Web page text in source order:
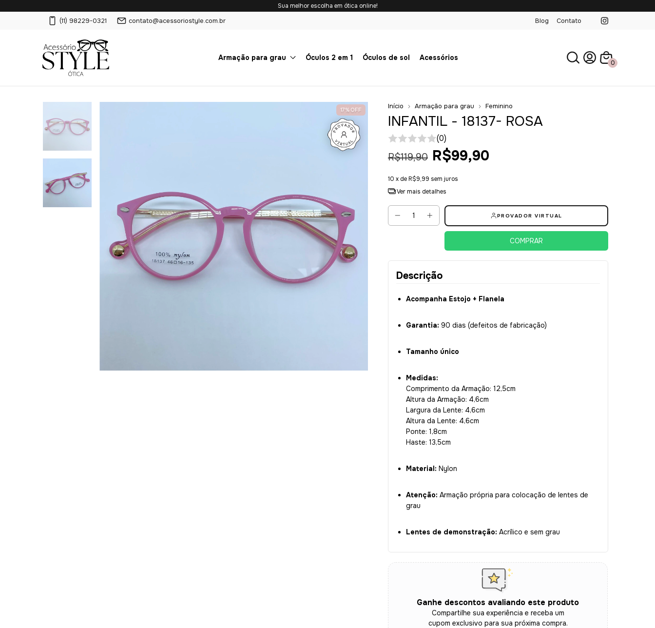
Sua melhor escolha em ótica online!
(11) 98229-0321 contato@acessoriostyle.com.br Blog Contato
Armação para grau Óculos 2 em 1 Óculos de sol Acessórios
0
17% OFF Início Armação para grau Feminino
INFANTIL - 18137- ROSA
(0)
R$119,90 R$99,90
10 x deR$9,99 sem juros
Ver mais detalhes
PROVADOR VIRTUAL
Descrição
Acompanha Estojo + Flanela
Garantia: 90 dias (defeitos de fabricação)
Tamanho único
Medidas:
Comprimento da Armação: 12,5cm
Altura da Armação: 4,6cm
Largura da Lente: 4,6cm
Altura da Lente: 4,6cm
Ponte: 1,8cm
Haste: 13,5cm
Material: Nylon
Atenção: Armação própria para colocação de lentes de
grau
Lentes de demonstração: Acrílico e sem grau
Ganhe descontos avaliando este produto
Compartilhe sua experiência e receba um
cupom exclusivo para sua próxima compra.